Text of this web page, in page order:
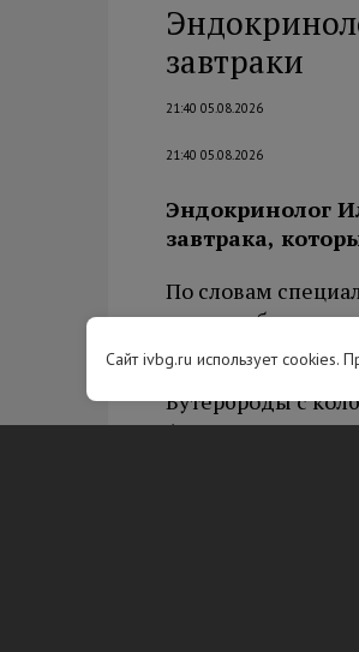
завтраки
21:40 05.08.2026
21:40 05.08.2026
Эндокринолог
завтрака,
По словам
сладкие
рекомендует
Бутерброды с
Атрахова,
Сайт ivbg.ru использует cookies.